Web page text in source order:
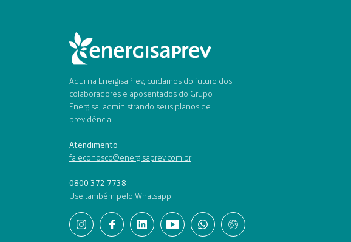
Aqui na EnergisaPrev, cuidamos do futuro dos
colaboradores e aposentados do Grupo
Energisa, administrando seus planos de
previdência.
Atendimento
faleconosco@energisaprev.com.br
0800 372 7738
Use também pelo Whatsapp!